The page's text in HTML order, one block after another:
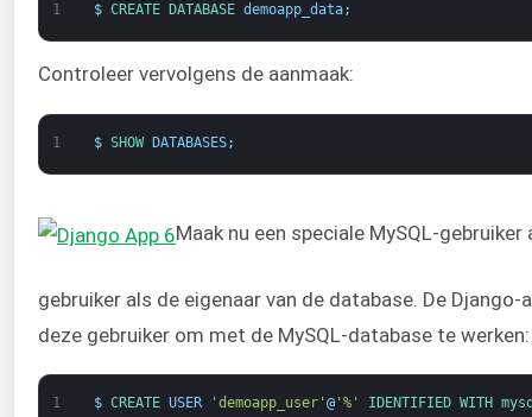
1 $ CREATE DATABASE demoapp_data;
Controleer vervolgens de aanmaak:
1 $ SHOW DATABASES;
Maak nu een speciale MySQL-
gebruiker als de eigenaar van de database. De
deze gebruiker om met de MySQL-database te werken:
1 $ CREATE USER 'demoapp_user' @'%' IDENTIFIED WITH